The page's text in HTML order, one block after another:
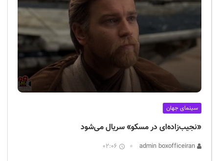
سینمای جهان
«نجیب‌زاده‌ای در مسکو» سریال می‌شود
02:06